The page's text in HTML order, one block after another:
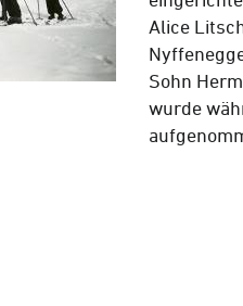
Alice
Sohn
wurde